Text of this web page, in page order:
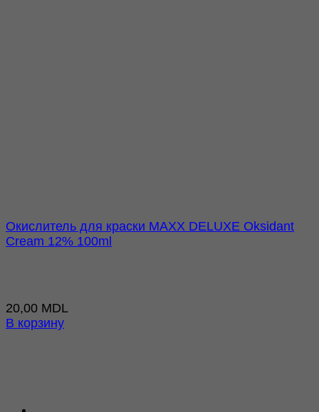
Окислитель для краски MAXX DELUXE Oksidant
Cream 12% 100ml
20,00 MDL
В корзину